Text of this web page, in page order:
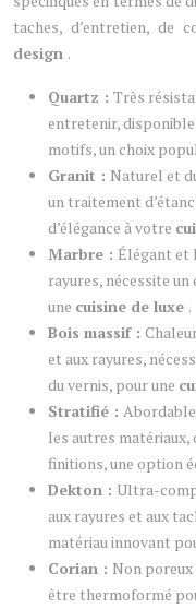
taches, d’entretien, de
design .
Quartz : Très
entretenir, disponible
motifs, un choix
Granit : Naturel et
un traitement
d’élégance à votre
Marbre : Élégant et
rayures, nécessite
une cuisine de luxe .
Bois massif :
et aux rayures,
du vernis, pour une
Stratifié :
les autres matériaux,
finitions, une option
Dekton : Ultra-
aux rayures et aux
matériau innovant
Corian : Non poreux
être thermoformé